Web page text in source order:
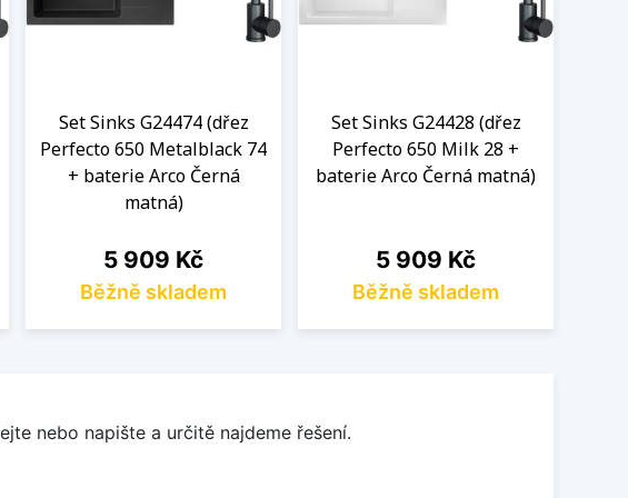
Set Sinks G24474 (dřez
Perfecto 650 Metalblack 74
+ baterie Arco Černá
matná)
Cena
5 909 Kč
Běžně skladem
Set Sinks G24428 (dřez
Perfecto 650 Milk 28 +
baterie Arco Černá matná)
Cena
5 909 Kč
Běžně skladem
nebo napište a určitě najdeme řešení.